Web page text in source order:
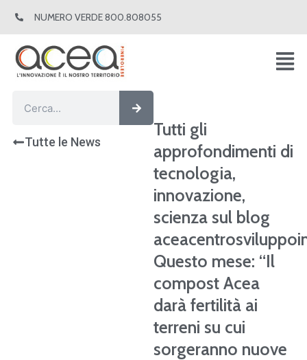
NUMERO VERDE 800.808055
Cerca
Tutte le News
Tutti gli
approfondimenti di
tecnologia,
innovazione,
scienza sul blog
Questo mese: “Il
compost Acea
darà fertilità ai
terreni su cui
sorgeranno nuove